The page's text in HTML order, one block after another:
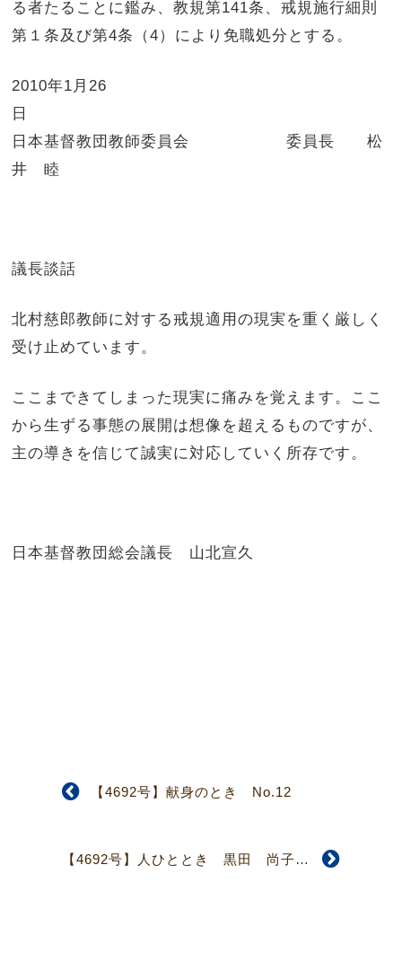
る者たることに鑑み、教規第141条、戒規施行細則
第１条及び第4条（4）により免職処分とする。
2010年1 月 26
日
日本基督教団教師委員会 委員長 松
井 睦
議長談話
北村慈郎教師に対する戒規適用の現実を重く厳しく
受け止めています。
ここまできてしまった現実に痛みを覚えます。ここ
から生ずる事態の展開は想像を超えるものですが、
主の導きを信じて誠実に対応していく所存です。
日本基督教団総会議長 山北宣久
【4692号】献身のとき No.12
【4692号】人ひととき 黒田 尚子さん